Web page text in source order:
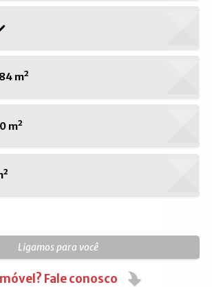
m²
m²
Ligamos para você
Fale conosco